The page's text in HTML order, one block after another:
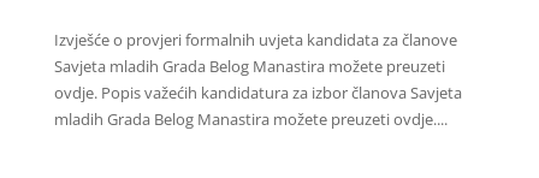
Izvješće o provjeri formalnih uvjeta kandidata za članove
Savjeta mladih Grada Belog Manastira možete preuzeti
ovdje. Popis važećih kandidatura za izbor članova Savjeta
mladih Grada Belog Manastira možete preuzeti ovdje....